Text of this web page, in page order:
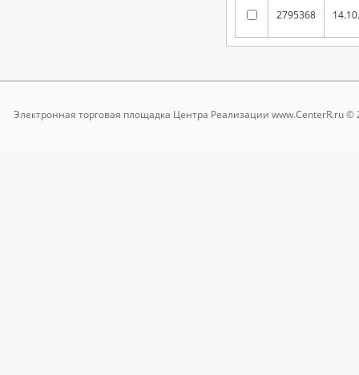
2795368
Электронная торговая площадка Центра Реализации www.CenterR.ru ©